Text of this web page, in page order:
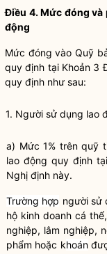
Điều 4. Mức đóng
động
Mức đóng vào Quỹ
quy định tại Khoản 3
quy định như sau:
1. Người sử dụng lao
a) Mức 1% trên quỹ
lao động quy định
Nghị định này.
Trường hợp người sử
hộ kinh doanh cá
nghiệp, lâm nghiệp,
phẩm hoặc khoán